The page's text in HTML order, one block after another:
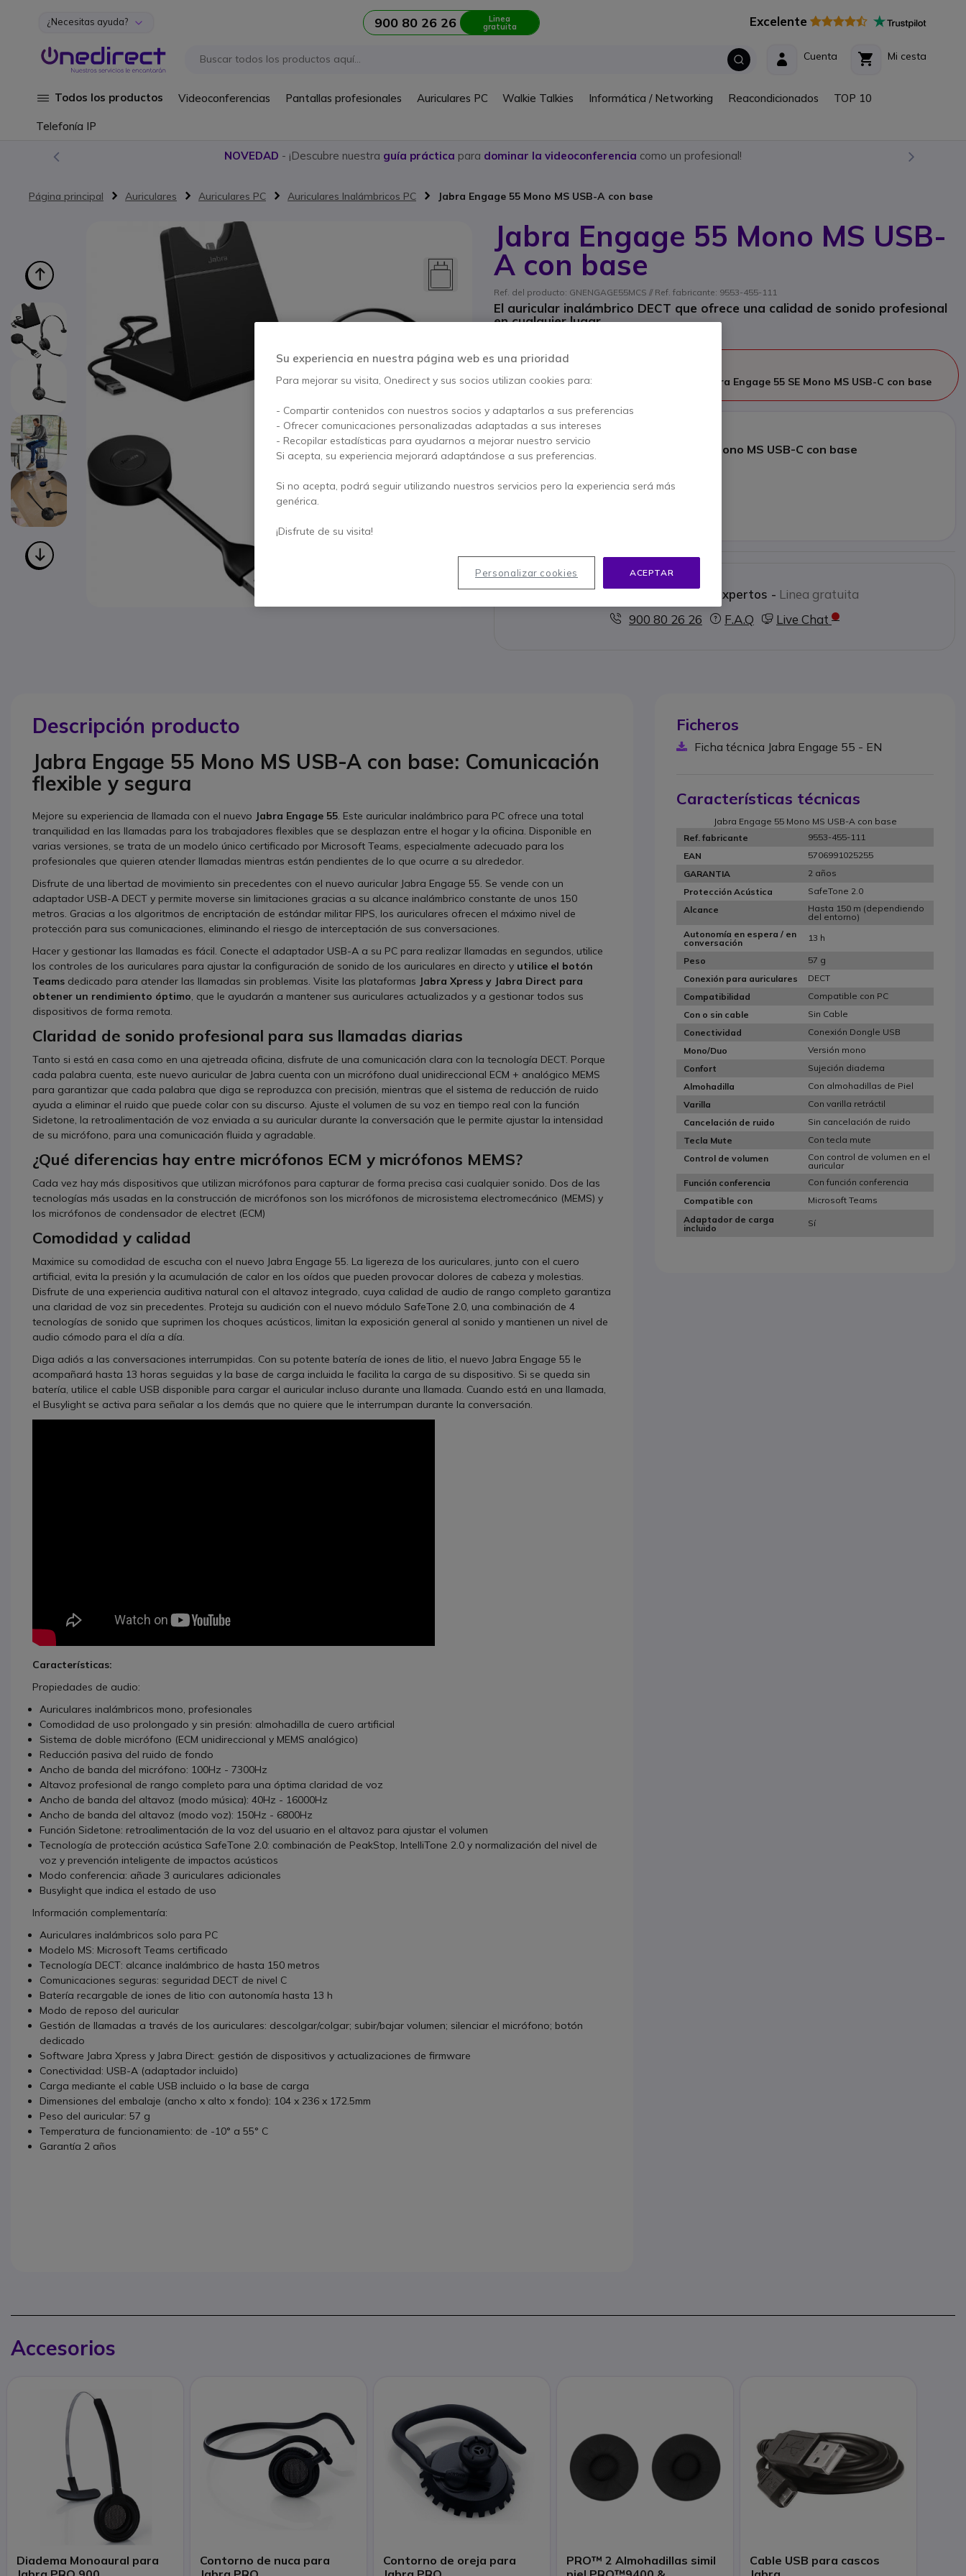
Ir al contenido
¿Necesitas ayuda? 900 80 26 26 Linea
gratuita Excelente
Mi cesta
Cuenta
Todos los productos Videoconferencias Pantallas profesionales Auriculares PC Walkie Talkies Informática / Networking Reacondicionados TOP 10
Telefonía IP
NOVEDAD - ¡Descubre nuestra guía práctica para dominar la videoconferencia como un profesional!
Página principal Auriculares Auriculares PC Auriculares Inalámbricos PC Jabra Engage 55 Mono MS USB-A con base
Jabra Engage 55 Mono MS USB-
A con base
Ref. del producto: GNENGAGE55MCS // Ref. fabricante: 9553-455-111
El auricular inalámbrico DECT que ofrece una calidad de sonido profesional
en cualquier lugar
Este producto está reemplazado por
Jabra Engage 55 SE Mono MS USB-C con base
Jabra Engage 55 SE Mono MS USB-C con base
232,95 € s/Iva
Contacte a nuestros expertos - Linea gratuita
900 80 26 26
F.A.Q Live Chat
Saltar al final de la galería de imágenes
Descripción producto
Jabra Engage 55 Mono MS USB-A con base: Comunicación
flexible y segura
Mejore su experiencia de llamada con el nuevo Jabra Engage 55. Este auricular inalámbrico para PC ofrece una total
tranquilidad en las llamadas para los trabajadores flexibles que se desplazan entre el hogar y la oficina. Disponible en
varias versiones, se trata de un modelo único certificado por Microsoft Teams, especialmente adecuado para los
profesionales que quieren atender llamadas mientras están pendientes de lo que ocurre a su alrededor.
Disfrute de una libertad de movimiento sin precedentes con el nuevo auricular Jabra Engage 55. Se vende con un
adaptador USB-A DECT y permite moverse sin limitaciones gracias a su alcance inalámbrico constante de unos 150
metros. Gracias a los algoritmos de encriptación de estándar militar FIPS, los auriculares ofrecen el máximo nivel de
protección para sus comunicaciones, eliminando el riesgo de interceptación de sus conversaciones.
Hacer y gestionar las llamadas es fácil. Conecte el adaptador USB-A a su PC para realizar llamadas en segundos, utilice
los controles de los auriculares para ajustar la configuración de sonido de los auriculares en directo y utilice el botón
Teams dedicado para atender las llamadas sin problemas. Visite las plataformas Jabra Xpress y Jabra Direct para
obtener un rendimiento óptimo, que le ayudarán a mantener sus auriculares actualizados y a gestionar todos sus
dispositivos de forma remota.
Claridad de sonido profesional para sus llamadas diarias
Tanto si está en casa como en una ajetreada oficina, disfrute de una comunicación clara con la tecnología DECT. Porque
cada palabra cuenta, este nuevo auricular de Jabra cuenta con un micrófono dual unidireccional ECM + analógico MEMS
para garantizar que cada palabra que diga se reproduzca con precisión, mientras que el sistema de reducción de ruido
ayuda a eliminar el ruido que puede colar con su discurso. Ajuste el volumen de su voz en tiempo real con la función
Sidetone, la retroalimentación de voz enviada a su auricular durante la conversación que le permite ajustar la intensidad
de su micrófono, para una comunicación fluida y agradable.
¿Qué diferencias hay entre micrófonos ECM y micrófonos MEMS?
Cada vez hay más dispositivos que utilizan micrófonos para capturar de forma precisa casi cualquier sonido. Dos de las
tecnologías más usadas en la construcción de micrófonos son los micrófonos de microsistema electromecánico (MEMS) y
los micrófonos de condensador de electret (ECM)
Comodidad y calidad
Maximice su comodidad de escucha con el nuevo Jabra Engage 55. La ligereza de los auriculares, junto con el cuero
artificial, evita la presión y la acumulación de calor en los oídos que pueden provocar dolores de cabeza y molestias.
Disfrute de una experiencia auditiva natural con el altavoz integrado, cuya calidad de audio de rango completo garantiza
una claridad de voz sin precedentes. Proteja su audición con el nuevo módulo SafeTone 2.0, una combinación de 4
tecnologías de sonido que suprimen los choques acústicos, limitan la exposición general al sonido y mantienen un nivel de
audio cómodo para el día a día.
Diga adiós a las conversaciones interrumpidas. Con su potente batería de iones de litio, el nuevo Jabra Engage 55 le
acompañará hasta 13 horas seguidas y la base de carga incluida le facilita la carga de su dispositivo. Si se queda sin
batería, utilice el cable USB disponible para cargar el auricular incluso durante una llamada. Cuando está en una llamada,
el Busylight se activa para señalar a los demás que no quiere que le interrumpan durante la conversación.
Características:
Propiedades de audio:
Auriculares inalámbricos mono, profesionales
Comodidad de uso prolongado y sin presión: almohadilla de cuero artificial
Sistema de doble micrófono (ECM unidireccional y MEMS analógico)
Reducción pasiva del ruido de fondo
Ancho de banda del micrófono: 100Hz - 7300Hz
Altavoz profesional de rango completo para una óptima claridad de voz
Ancho de banda del altavoz (modo música): 40Hz - 16000Hz
Ancho de banda del altavoz (modo voz): 150Hz - 6800Hz
Función Sidetone: retroalimentación de la voz del usuario en el altavoz para ajustar el volumen
Tecnología de protección acústica SafeTone 2.0: combinación de PeakStop, IntelliTone 2.0 y normalización del nivel de
voz y prevención inteligente de impactos acústicos
Modo conferencia: añade 3 auriculares adicionales
Busylight que indica el estado de uso
Información complementaría:
Auriculares inalámbricos solo para PC
Modelo MS: Microsoft Teams certificado
Tecnología DECT: alcance inalámbrico de hasta 150 metros
Comunicaciones seguras: seguridad DECT de nivel C
Batería recargable de iones de litio con autonomía hasta 13 h
Modo de reposo del auricular
Gestión de llamadas a través de los auriculares: descolgar/colgar; subir/bajar volumen; silenciar el micrófono; botón
dedicado
Software Jabra Xpress y Jabra Direct: gestión de dispositivos y actualizaciones de firmware
Conectividad: USB-A (adaptador incluido)
Carga mediante el cable USB incluido o la base de carga
Dimensiones del embalaje (ancho x alto x fondo): 104 x 236 x 172.5mm
Peso del auricular: 57 g
Temperatura de funcionamiento: de -10° a 55° C
Garantía 2 años
Ficheros
Ficha técnica Jabra Engage 55 - EN
Características técnicas
Jabra Engage 55 Mono MS USB-A con base
Ref. fabricante
9553-455-111
EAN
5706991025255
GARANTIA
2 años
Protección Acústica
SafeTone 2.0
Alcance
Hasta 150 m (dependiendo
del entorno)
Autonomía en espera / en
conversación
13 h
Peso
57 g
Conexión para auriculares
DECT
Compatibilidad
Compatible con PC
Con o sin cable
Sin Cable
Conectividad
Conexión Dongle USB
Mono/Duo
Versión mono
Confort
Sujeción diadema
Almohadilla
Con almohadillas de Piel
Varilla
Con varilla retráctil
Cancelación de ruido
Sin cancelación de ruido
Tecla Mute
Con tecla mute
Control de volumen
Con control de volumen en el
auricular
Función conferencia
Con función conferencia
Compatible con
Microsoft Teams
Adaptador de carga
incluido
Sí
Accesorios
Diadema Monoaural para
Contorno de nuca para
Contorno de oreja para
PRO™ 2 Almohadillas simil
Cable USB para cascos
Su experiencia en nuestra página web es una prioridad
Para mejorar su visita, Onedirect y sus socios utilizan cookies para:
- Compartir contenidos con nuestros socios y adaptarlos a sus preferencias
- Ofrecer comunicaciones personalizadas adaptadas a sus intereses
- Recopilar estadísticas para ayudarnos a mejorar nuestro servicio
Si acepta, su experiencia mejorará adaptándose a sus preferencias.
Si no acepta, podrá seguir utilizando nuestros servicios pero la experiencia será más
genérica.
¡Disfrute de su visita!
ACEPTAR
Personalizar cookies